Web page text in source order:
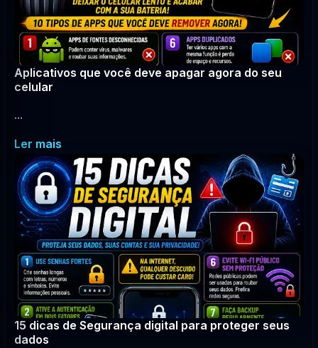
Aplicativos que você deve apagar agora do seu
celular
...
Ler mais
15 dicas de Segurança digital para proteger seus
dados